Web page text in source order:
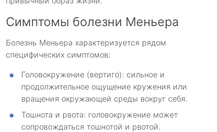
Симптомы болезни Меньера
Болезнь Меньера характеризуется рядом
специфических симптомов:
Головокружение (вертиго): сильное и
продолжительное ощущение кружения или
вращения окружающей среды вокруг себя.
Тошнота и рвота: головокружение может
сопровождаться тошнотой и рвотой.